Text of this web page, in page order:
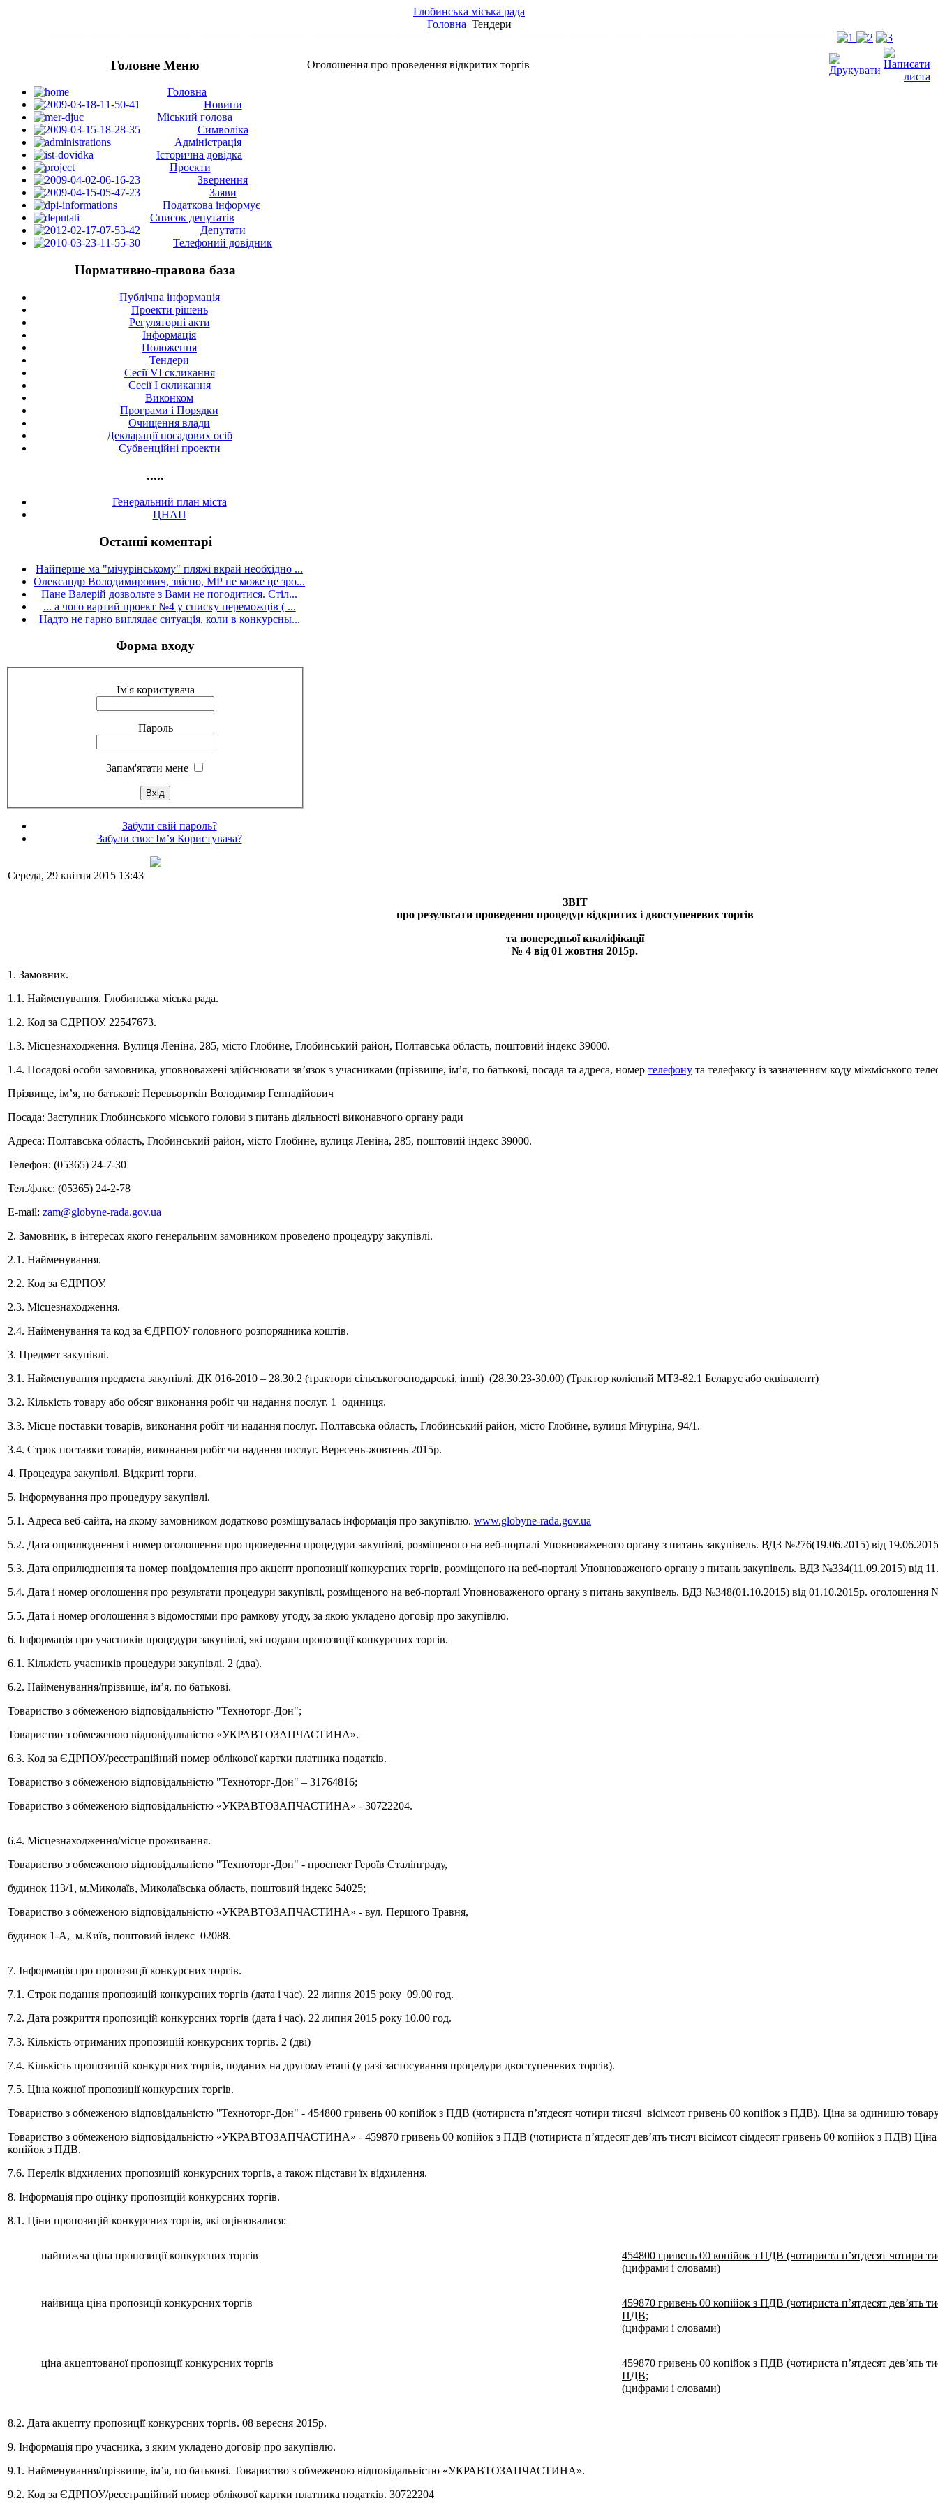
Глобинська міська рада
Головна Тендери
Головне Меню
Головна
Новини
Міський голова
Символіка
Адміністрація
Історична довідка
Проекти
Звернення
Заяви
Податкова інформує
Список депутатів
Депутати
Телефоний довідник
Нормативно-правова база
Публічна інформація
Проекти рішень
Регуляторні акти
Інформація
Положення
Тендери
Сесії VI скликання
Сесії I скликання
Виконком
Програми і Порядки
Очищення влади
Декларації посадових осіб
Субвенційні проекти
.....
Генеральний план міста
ЦНАП
Останні коментарі
Найперше ма "мічурінському" пляжі вкрай необхідно ...
Олександр Володимирович, звісно, МР не може це зро...
Пане Валерій дозвольте з Вами не погодитися. Стіл...
... а чого вартий проект №4 у списку переможців ( ...
Надто не гарно виглядає ситуація, коли в конкурсны...
Форма входу
Ім'я користувача
Пароль
Запам'ятати мене
Забули свій пароль?
Забули своє Ім’я Користувача?
Оголошення про проведення відкритих торгів
Середа, 29 квітня 2015 13:43
ЗВІТ
про результати проведення процедур відкритих і двоступеневих торгів
та попередньої кваліфікації
№ 4 від 01 жовтня 2015р.
1. Замовник.
1.1. Найменування. Глобинська міська рада.
1.2. Код за ЄДРПОУ. 22547673.
1.3. Місцезнаходження. Вулиця Леніна, 285, місто Глобине, Глобинський район, Полтавська область, поштовий індекс 39000.
1.4. Посадові особи замовника, уповноважені здійснювати зв’язок з учасниками (прізвище, ім’я, по батькові, посада та адреса, номер телефону та телефаксу із зазначенням коду міжміського
Прізвище, ім’я, по батькові: Перевьорткін Володимир Геннадійович
Посада: Заступник Глобинського міського голови з питань діяльності виконавчого органу ради
Адреса: Полтавська область, Глобинський район, місто Глобине, вулиця Леніна, 285, поштовий індекс 39000.
Телефон: (05365) 24-7-30
Тел./факс: (05365) 24-2-78
Е-mail: zam@globyne-rada.gov.ua
2. Замовник, в інтересах якого генеральним замовником проведено процедуру закупівлі.
2.1. Найменування.
2.2. Код за ЄДРПОУ.
2.3. Місцезнаходження.
2.4. Найменування та код за ЄДРПОУ головного розпорядника коштів.
3. Предмет закупівлі.
3.1. Найменування предмета закупівлі. ДК 016-2010 – 28.30.2 (трактори сільськогосподарські, інші) (28.30.23-30.00) (Трактор колісний МТЗ-82.1 Беларус або еквівалент)
3.2. Кількість товару або обсяг виконання робіт чи надання послуг. 1 одиниця.
3.3. Місце поставки товарів, виконання робіт чи надання послуг. Полтавська область, Глобинський район, місто Глобине, вулиця Мічуріна, 94/1.
3.4. Строк поставки товарів, виконання робіт чи надання послуг. Вересень-жовтень 2015р.
4. Процедура закупівлі. Відкриті торги.
5. Інформування про процедуру закупівлі.
5.1. Адреса веб-сайта, на якому замовником додатково розміщувалась інформація про закупівлю. www.globyne-rada.gov.ua
5.2. Дата оприлюднення і номер оголошення про проведення процедури закупівлі, розміщеного на веб-порталі Уповноваженого органу з питань закупівель. ВДЗ №276(19.06.2015) від
5.3. Дата оприлюднення та номер повідомлення про акцепт пропозиції конкурсних торгів, розміщеного на веб-порталі Уповноваженого органу з питань закупівель. ВДЗ №334(11.09.2015) від
5.4. Дата і номер оголошення про результати процедури закупівлі, розміщеного на веб-порталі Уповноваженого органу з питань закупівель. ВДЗ №348(01.10.2015) від 01.10.2015р. оголошення
5.5. Дата і номер оголошення з відомостями про рамкову угоду, за якою укладено договір про закупівлю.
6. Інформація про учасників процедури закупівлі, які подали пропозиції конкурсних торгів.
6.1. Кількість учасників процедури закупівлі. 2 (два).
6.2. Найменування/прізвище, ім’я, по батькові.
Товариство з обмеженою відповідальністю "Техноторг-Дон";
Товариство з обмеженою відповідальністю «УКРАВТОЗАПЧАСТИНА».
6.3. Код за ЄДРПОУ/реєстраційний номер облікової картки платника податків.
Товариство з обмеженою відповідальністю "Техноторг-Дон" – 31764816;
Товариство з обмеженою відповідальністю «УКРАВТОЗАПЧАСТИНА» - 30722204.
6.4. Місцезнаходження/місце проживання.
Товариство з обмеженою відповідальністю "Техноторг-Дон" - проспект Героїв Сталінграду,
будинок 113/1, м.Миколаїв, Миколаївська область, поштовий індекс 54025;
Товариство з обмеженою відповідальністю «УКРАВТОЗАПЧАСТИНА» - вул. Першого Травня,
будинок 1-А, м.Київ, поштовий індекс 02088.
7. Інформація про пропозиції конкурсних торгів.
7.1. Строк подання пропозицій конкурсних торгів (дата і час). 22 липня 2015 року 09.00 год.
7.2. Дата розкриття пропозицій конкурсних торгів (дата і час). 22 липня 2015 року 10.00 год.
7.3. Кількість отриманих пропозицій конкурсних торгів. 2 (дві)
7.4. Кількість пропозицій конкурсних торгів, поданих на другому етапі (у разі застосування процедури двоступеневих торгів).
7.5. Ціна кожної пропозиції конкурсних торгів.
Товариство з обмеженою відповідальністю "Техноторг-Дон" - 454800 гривень 00 копійок з ПДВ (чотириста п’ятдесят чотири тисячі вісімсот гривень 00 копійок з ПДВ). Ціна за одиницю
Товариство з обмеженою відповідальністю «УКРАВТОЗАПЧАСТИНА» - 459870 гривень 00 копійок з ПДВ (чотириста п’ятдесят дев’ять тисяч вісімсот сімдесят гривень 00 копійок з ПДВ)
копійок з ПДВ.
7.6. Перелік відхилених пропозицій конкурсних торгів, а також підстави їх відхилення.
8. Інформація про оцінку пропозицій конкурсних торгів.
8.1. Ціни пропозицій конкурсних торгів, які оцінювалися:
найнижча ціна пропозиції конкурсних торгів
454800 гривень 00 копійок з ПДВ (чотириста п’ятдесят чотири
(цифрами і словами)
найвища ціна пропозиції конкурсних торгів
459870 гривень 00 копійок з ПДВ (чотириста п’ятдесят дев’ять
ПДВ;
(цифрами і словами)
ціна акцептованої пропозиції конкурсних торгів
459870 гривень 00 копійок з ПДВ (чотириста п’ятдесят дев’ять
ПДВ;
(цифрами і словами)
8.2. Дата акцепту пропозиції конкурсних торгів. 08 вересня 2015р.
9. Інформація про учасника, з яким укладено договір про закупівлю.
9.1. Найменування/прізвище, ім’я, по батькові. Товариство з обмеженою відповідальністю «УКРАВТОЗАПЧАСТИНА».
9.2. Код за ЄДРПОУ/реєстраційний номер облікової картки платника податків. 30722204